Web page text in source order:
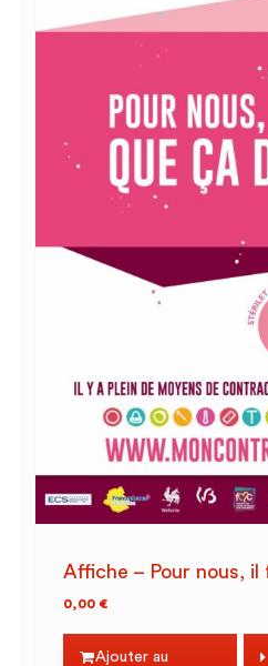
Affiche – Pour nous, il
0,00 €
Ajouter au